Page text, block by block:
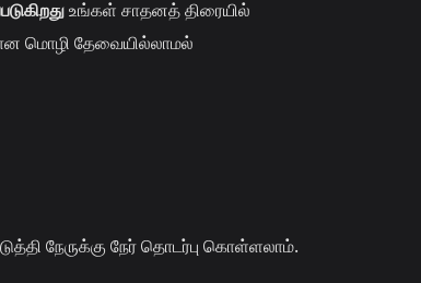
உங்கள் சாதனத் திரையில்
மொழி தேவையில்லாமல்
நேருக்கு நேர் தொடர்பு கொள்ளலாம்.